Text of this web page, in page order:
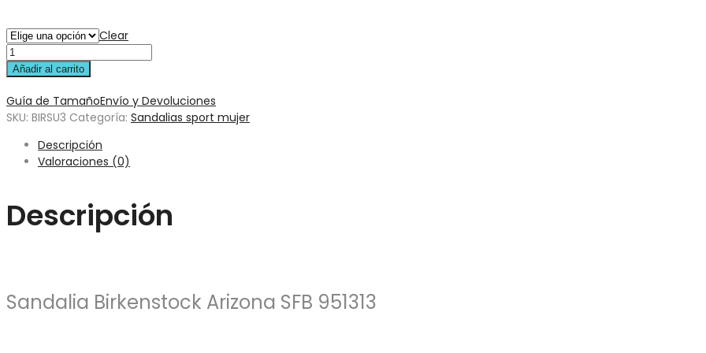
Clear
Añadir al carrito
Guía de TamañoEnvío y Devoluciones
SKU: BIRSU3 Categoría: Sandalias sport mujer
Descripción
Valoraciones (0)
Descripción
Sandalia Birkenstock Arizona SFB 951313